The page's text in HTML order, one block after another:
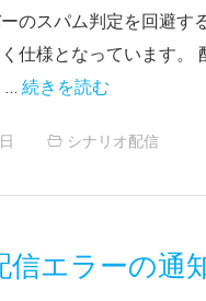
のスパム判定を回避す
仕様となっています。
続きを読む
シナリオ配信
信エラーの通